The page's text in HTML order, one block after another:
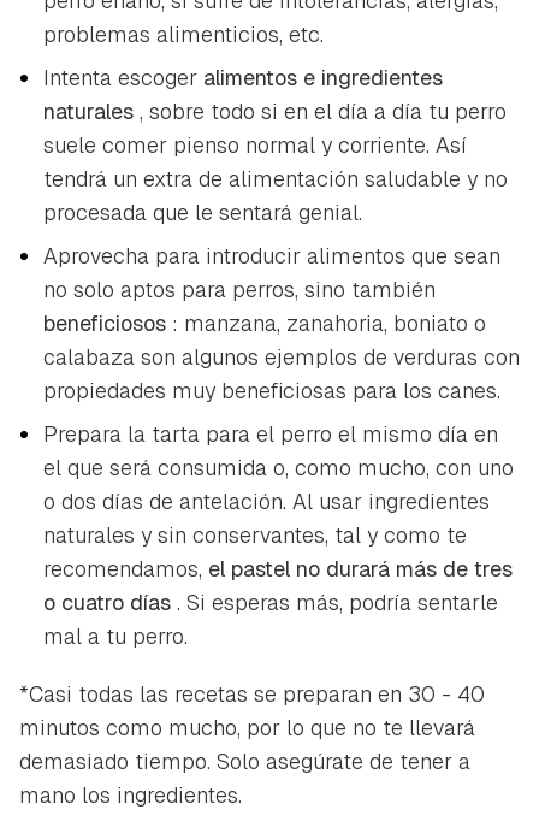
problemas alimenticios, etc.
Intenta escoger alimentos e ingredientes
naturales , sobre todo si en el día a día tu perro
suele comer pienso normal y corriente. Así
tendrá un extra de alimentación saludable y no
procesada que le sentará genial.
Aprovecha para introducir alimentos que sean
no solo aptos para perros, sino también
beneficiosos : manzana, zanahoria, boniato o
calabaza son algunos ejemplos de verduras con
propiedades muy beneficiosas para los canes.
Prepara la tarta para el perro el mismo día en
el que será consumida o, como mucho, con uno
o dos días de antelación. Al usar ingredientes
naturales y sin conservantes, tal y como te
recomendamos, el pastel no durará más de tres
o cuatro días . Si esperas más, podría sentarle
mal a tu perro.
*Casi todas las recetas se preparan en 30 - 40
minutos como mucho, por lo que no te llevará
demasiado tiempo. Solo asegúrate de tener a
mano los ingredientes.